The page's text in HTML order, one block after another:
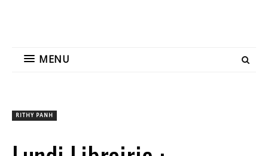
MENU
RITHY PANH